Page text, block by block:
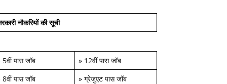
नौकरियों की सूची
5वीं पास जॉब » 12वीं पास जॉब
8वीं पास जॉब » ग्रेजुएट पास जॉब